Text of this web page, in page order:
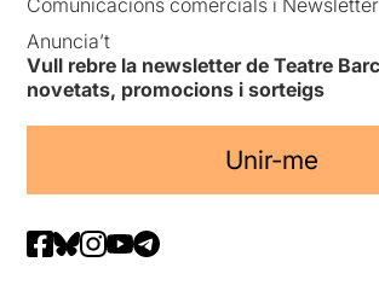
Anuncia’t
Vull rebre la newsletter de Teatre
novetats, promocions i sorteigs
Unir-me